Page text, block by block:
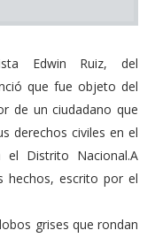
Edwin Ruiz, del
que fue objeto del
de un ciudadano que
derechos civiles en el
el Distrito Nacional.A
hechos, escrito por el
grises que rondan